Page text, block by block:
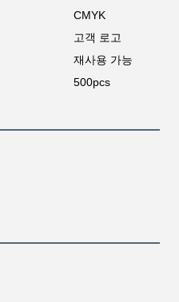
CMYK
고객 로고
재사용 가능
500pcs